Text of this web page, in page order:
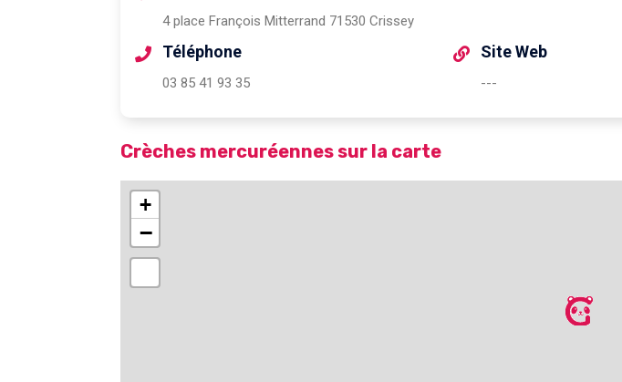
4 place François Mitterrand 71530 Crissey
Téléphone
03 85 41 93 35
Site Web
---
Crèches mercuréennes sur la carte
+
−